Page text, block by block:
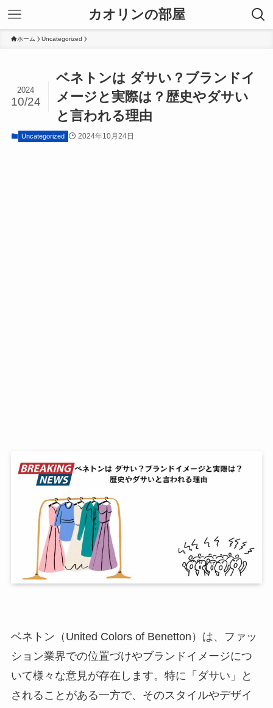
カオリンの部屋
ホーム Uncategorized
ベネトンは ダサい？ブランドイ
メージと実際は？歴史やダサい
と言われる理由
2024
10/24
Uncategorized 2024年10月24日
ベネトン（United Colors of Benetton）は、ファッ
ション業界での位置づけやブランドイメージにつ
いて様々な意見が存在します。特に「ダサい」と
されることがある一方で、そのスタイルやデザイ